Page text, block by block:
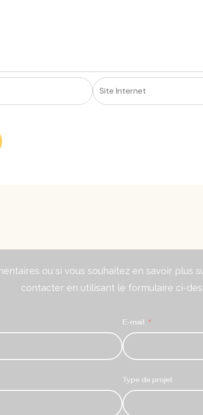
Site
Internet
ou si vous souhaitez en savoir plus
contacter en utilisant le formulaire ci-
E-mail
Type de projet